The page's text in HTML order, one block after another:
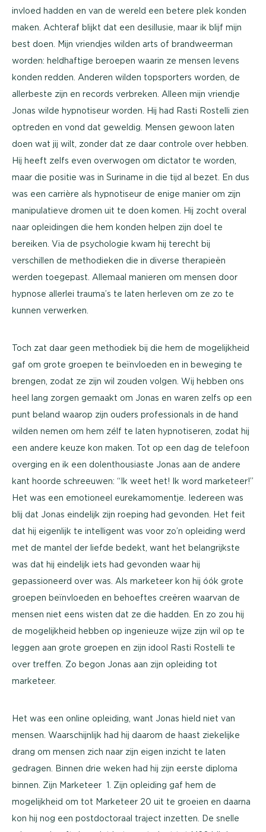
invloed hadden en van de wereld een betere plek konden
maken. Achteraf blijkt dat een desillusie, maar ik blijf mijn
best doen. Mijn vriendjes wilden arts of brandweerman
worden: heldhaftige beroepen waarin ze mensen levens
konden redden. Anderen wilden topsporters worden, de
allerbeste zijn en records verbreken. Alleen mijn vriendje
Jonas wilde hypnotiseur worden. Hij had Rasti Rostelli zien
optreden en vond dat geweldig. Mensen gewoon laten
doen wat jij wilt, zonder dat ze daar controle over hebben.
Hij heeft zelfs even overwogen om dictator te worden,
maar die positie was in Suriname in die tijd al bezet. En dus
was een carrière als hypnotiseur de enige manier om zijn
manipulatieve dromen uit te doen komen. Hij zocht overal
naar opleidingen die hem konden helpen zijn doel te
bereiken. Via de psychologie kwam hij terecht bij
verschillen de methodieken die in diverse therapieën
werden toegepast. Allemaal manieren om mensen door
hypnose allerlei trauma’s te laten herleven om ze zo te
kunnen verwerken.
Toch zat daar geen methodiek bij die hem de mogelijkheid
gaf om grote groepen te beïnvloeden en in beweging te
brengen, zodat ze zijn wil zouden volgen. Wij hebben ons
heel lang zorgen gemaakt om Jonas en waren zelfs op een
punt beland waarop zijn ouders professionals in de hand
wilden nemen om hem zélf te laten hypnotiseren, zodat hij
een andere keuze kon maken. Tot op een dag de telefoon
overging en ik een dolenthousiaste Jonas aan de andere
kant hoorde schreeuwen: “Ik weet het! Ik word marketeer!”
Het was een emotioneel eurekamomentje. Iedereen was
blij dat Jonas eindelijk zijn roeping had gevonden. Het feit
dat hij eigenlijk te intelligent was voor zo’n opleiding werd
met de mantel der liefde bedekt, want het belangrijkste
was dat hij eindelijk iets had gevonden waar hij
gepassioneerd over was. Als marketeer kon hij óók grote
groepen beïnvloeden en behoeftes creëren waarvan de
mensen niet eens wisten dat ze die hadden. En zo zou hij
de mogelijkheid hebben op ingenieuze wijze zijn wil op te
leggen aan grote groepen en zijn idool Rasti Rostelli te
over treffen. Zo begon Jonas aan zijn opleiding tot
marketeer.
Het was een online opleiding, want Jonas hield niet van
mensen. Waarschijnlijk had hij daarom de haast ziekelijke
drang om mensen zich naar zijn eigen inzicht te laten
gedragen. Binnen drie weken had hij zijn eerste diploma
binnen. Zijn Marketeer 1. Zijn opleiding gaf hem de
mogelijkheid om tot Marketeer 20 uit te groeien en daarna
kon hij nog een postdoctoraal traject inzetten. De snelle